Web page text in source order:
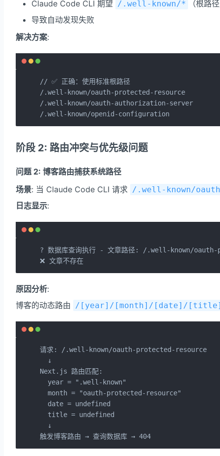
Claude Code CLI 期望 /.well-known/*
（根路径
导致自动发现失败
解决方案:
// ✅ 正确：使用标准根路径
/.well-known/oauth-protected-resource
/.well-known/oauth-authorization-server
/.well-known/openid-configuration
阶段 2: 路由冲突与优先级问题
问题 2: 博客路由捕获系统路径
场景: 当 Claude Code CLI 请求 /.well-known/
日志显示:
? 数据库查询执行 - 文章路径: /.well-known/
❌ 文章不存在
原因分析:
博客的动态路由 /[year]/[month]/[date]/
请求: /.well-known/oauth-protected-resource
  ↓
Next.js 路由匹配:
  year = ".well-known"
  month = "oauth-protected-resource"
  date = undefined
  title = undefined
  ↓
触发博客路由 → 查询数据库 → 404